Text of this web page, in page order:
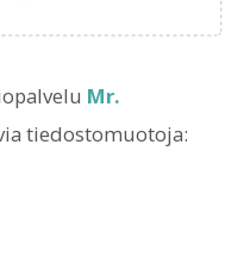
Mr.
tiedostomuotoja: